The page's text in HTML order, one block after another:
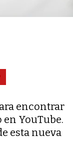
encontrar
YouTube.
esta nueva